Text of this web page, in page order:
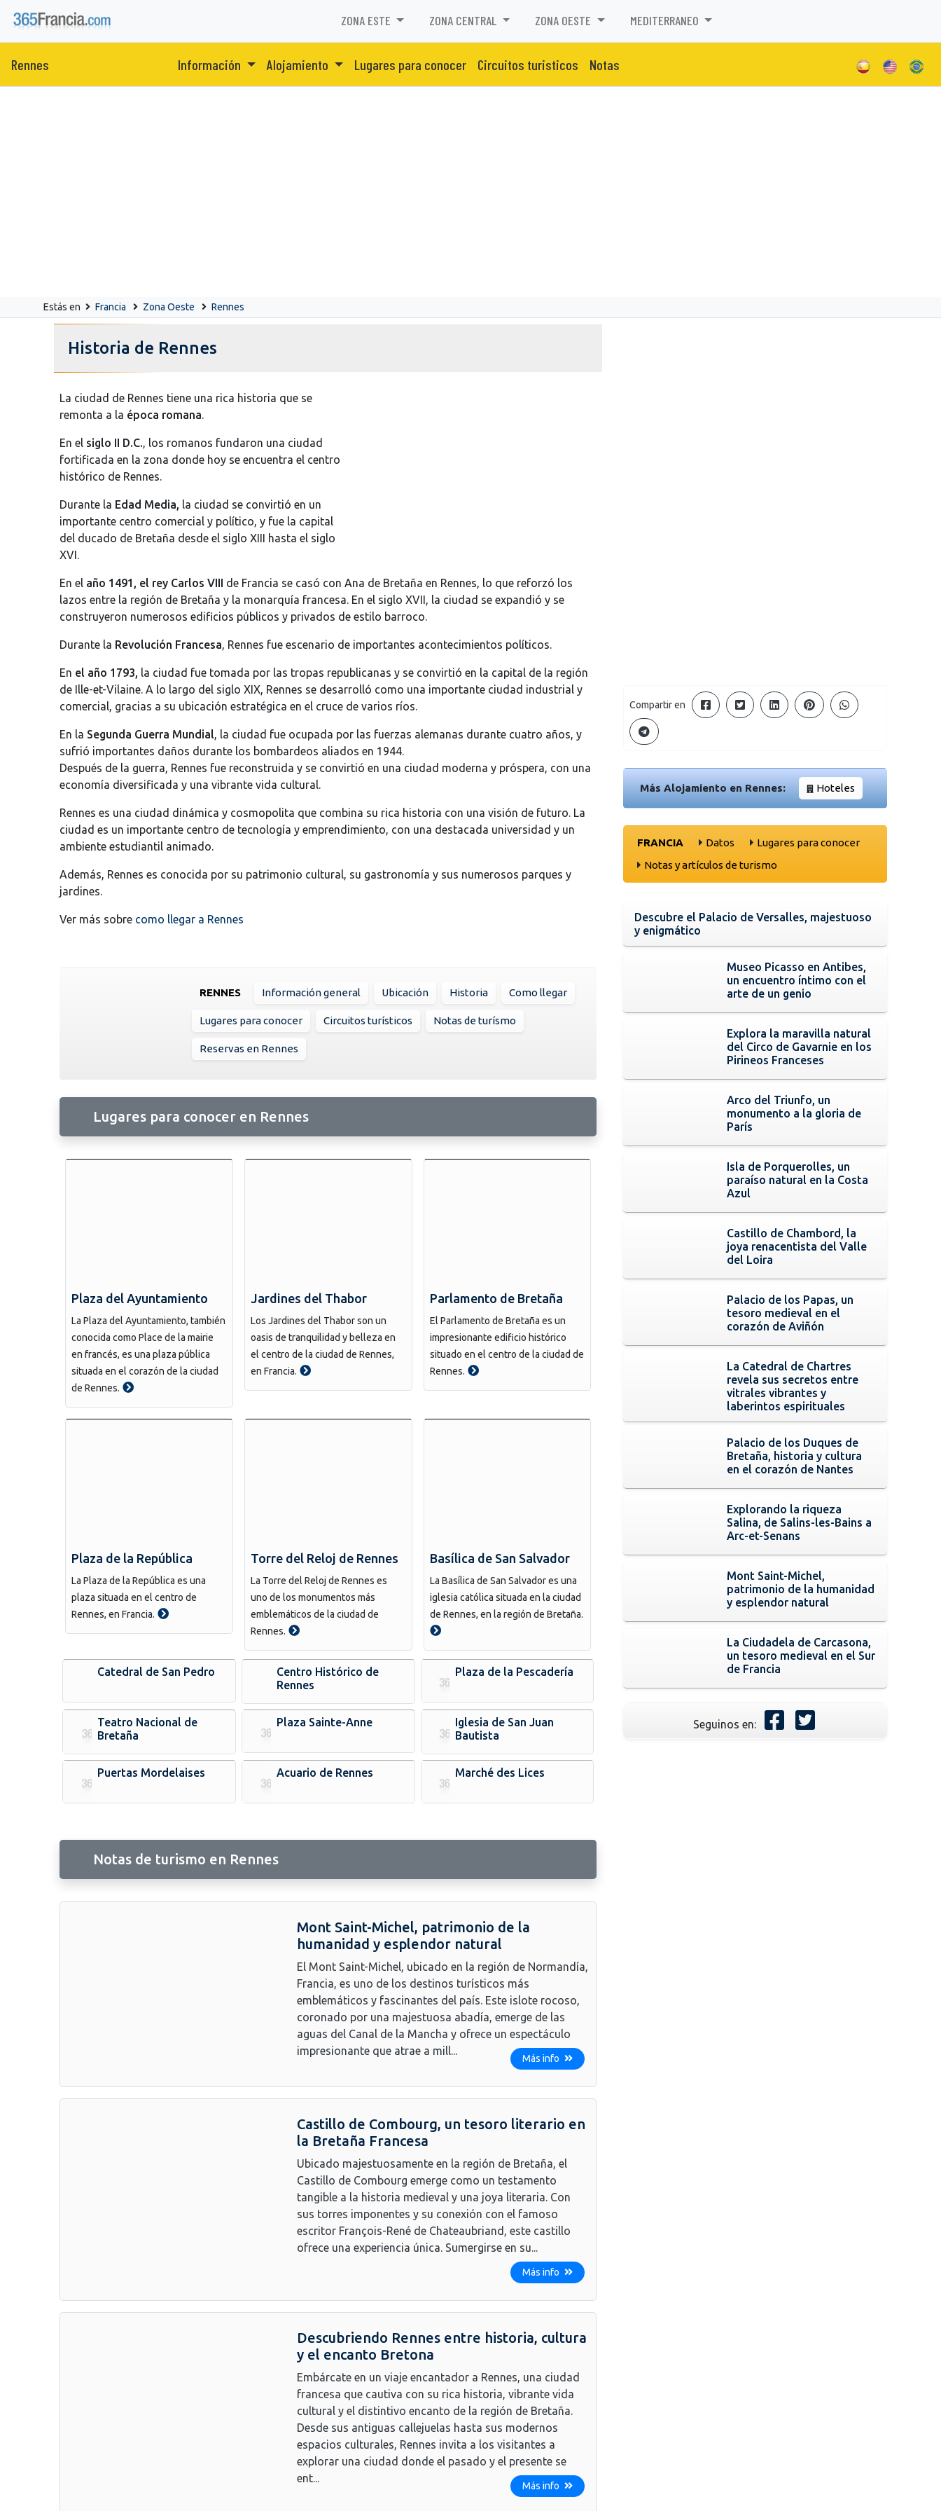
ZONA ESTE ZONA CENTRAL ZONA OESTE MEDITERRANEO
Rennes Información Alojamiento Lugares para conocer Circuitos turisticos Notas
Estás en Francia Zona Oeste Rennes
Historia de Rennes
La ciudad de Rennes tiene una rica historia que se
remonta a la época romana.
En el siglo II D.C., los romanos fundaron una ciudad
fortificada en la zona donde hoy se encuentra el centro
histórico de Rennes.
Durante la Edad Media, la ciudad se convirtió en un
importante centro comercial y político, y fue la capital
del ducado de Bretaña desde el siglo XIII hasta el siglo
XVI.
En el año 1491, el rey Carlos VIII de Francia se casó con Ana de Bretaña en Rennes, lo que reforzó los
lazos entre la región de Bretaña y la monarquía francesa. En el siglo XVII, la ciudad se expandió y se
construyeron numerosos edificios públicos y privados de estilo barroco.
Durante la Revolución Francesa, Rennes fue escenario de importantes acontecimientos políticos.
En el año 1793, la ciudad fue tomada por las tropas republicanas y se convirtió en la capital de la región
de Ille-et-Vilaine. A lo largo del siglo XIX, Rennes se desarrolló como una importante ciudad industrial y
comercial, gracias a su ubicación estratégica en el cruce de varios ríos.
En la Segunda Guerra Mundial, la ciudad fue ocupada por las fuerzas alemanas durante cuatro años, y
sufrió importantes daños durante los bombardeos aliados en 1944.
Después de la guerra, Rennes fue reconstruida y se convirtió en una ciudad moderna y próspera, con una
economía diversificada y una vibrante vida cultural.
Rennes es una ciudad dinámica y cosmopolita que combina su rica historia con una visión de futuro. La
ciudad es un importante centro de tecnología y emprendimiento, con una destacada universidad y un
ambiente estudiantil animado.
Además, Rennes es conocida por su patrimonio cultural, su gastronomía y sus numerosos parques y
jardines.
Ver más sobre como llegar a Rennes
RENNES Información general Ubicación Historia Como llegar
Lugares para conocer Circuitos turísticos Notas de turísmo
Reservas en Rennes
Lugares para conocer en Rennes
Plaza del Ayuntamiento
La Plaza del Ayuntamiento, también
conocida como Place de la mairie
en francés, es una plaza pública
situada en el corazón de la ciudad
de Rennes.
Jardines del Thabor
Los Jardines del Thabor son un
oasis de tranquilidad y belleza en
el centro de la ciudad de Rennes,
en Francia.
Parlamento de Bretaña
El Parlamento de Bretaña es un
impresionante edificio histórico
situado en el centro de la ciudad de
Rennes.
Plaza de la República
La Plaza de la República es una
plaza situada en el centro de
Rennes, en Francia.
Torre del Reloj de Rennes
La Torre del Reloj de Rennes es
uno de los monumentos más
emblemáticos de la ciudad de
Rennes.
Basílica de San Salvador
La Basílica de San Salvador es una
iglesia católica situada en la ciudad
de Rennes, en la región de Bretaña.
Catedral de San Pedro
Centro Histórico de
Rennes
Plaza de la Pescadería
Teatro Nacional de
Bretaña
Plaza Sainte-Anne
Iglesia de San Juan
Bautista
Puertas Mordelaises Acuario de Rennes Marché des Lices
Notas de turismo en Rennes
Mont Saint-Michel, patrimonio de la
humanidad y esplendor natural
El Mont Saint-Michel, ubicado en la región de Normandía,
Francia, es uno de los destinos turísticos más
emblemáticos y fascinantes del país. Este islote rocoso,
coronado por una majestuosa abadía, emerge de las
aguas del Canal de la Mancha y ofrece un espectáculo
impresionante que atrae a mill...
Más info
Castillo de Combourg, un tesoro literario en
la Bretaña Francesa
Ubicado majestuosamente en la región de Bretaña, el
Castillo de Combourg emerge como un testamento
tangible a la historia medieval y una joya literaria. Con
sus torres imponentes y su conexión con el famoso
escritor François-René de Chateaubriand, este castillo
ofrece una experiencia única. Sumergirse en su...
Más info
Descubriendo Rennes entre historia, cultura
y el encanto Bretona
Embárcate en un viaje encantador a Rennes, una ciudad
francesa que cautiva con su rica historia, vibrante vida
cultural y el distintivo encanto de la región de Bretaña.
Desde sus antiguas callejuelas hasta sus modernos
espacios culturales, Rennes invita a los visitantes a
explorar una ciudad donde el pasado y el presente se
ent...
Más info
Compartir en
Más Alojamiento en Rennes: Hoteles
FRANCIA Datos
Lugares para conocer
Notas y artículos de turismo
Descubre el Palacio de Versalles, majestuoso
y enigmático
Museo Picasso en Antibes,
un encuentro íntimo con el
arte de un genio
Explora la maravilla natural
del Circo de Gavarnie en los
Pirineos Franceses
Arco del Triunfo, un
monumento a la gloria de
París
Isla de Porquerolles, un
paraíso natural en la Costa
Azul
Castillo de Chambord, la
joya renacentista del Valle
del Loira
Palacio de los Papas, un
tesoro medieval en el
corazón de Aviñón
La Catedral de Chartres
revela sus secretos entre
vitrales vibrantes y
laberintos espirituales
Palacio de los Duques de
Bretaña, historia y cultura
en el corazón de Nantes
Explorando la riqueza
Salina, de Salins-les-Bains a
Arc-et-Senans
Mont Saint-Michel,
patrimonio de la humanidad
y esplendor natural
La Ciudadela de Carcasona,
un tesoro medieval en el Sur
de Francia
Seguinos en: